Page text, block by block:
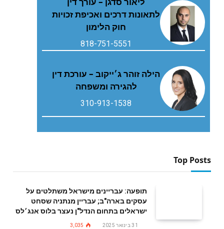
לתאונות דרכים ואכיפת זכויות
חוק הלימון
818-751-5551
הילה זוהר ג׳ייקוב – עורכת דין
להגירה ומשפחה
310-913-1538
Top Posts
תופעה: עבריינים מישראל משתלטים על
עסקים בארה"ב; עבריין מנתניה שסחט
ישראלים בתחום הנדל"ן נעצר בלוס אנג׳לס
31 בינואר 2025 3,035